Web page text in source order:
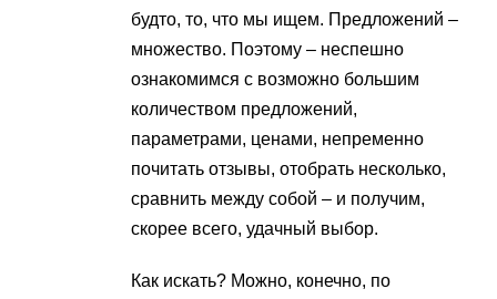
будто, то, что мы ищем. Предложений –
множество. Поэтому – неспешно
ознакомимся с возможно большим
количеством предложений,
параметрами, ценами, непременно
почитать отзывы, отобрать несколько,
сравнить между собой – и получим,
скорее всего, удачный выбор.
Как искать? Можно, конечно, по